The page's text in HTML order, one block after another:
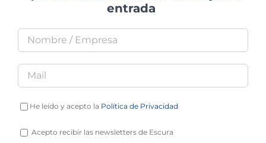
entrada
He leído y acepto la Política de Privacidad
Acepto recibir las newsletters de Escura